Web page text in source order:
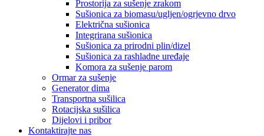
Prostorija za sušenje zrakom
Sušionica za biomasu/ugljen/ogrjevno drvo
Električna sušionica
Integrirana sušionica
Sušionica za prirodni plin/dizel
Sušionica za rashladne uređaje
Komora za sušenje parom
Ormar za sušenje
Generator dima
Transportna sušilica
Rotacijska sušilica
Dijelovi i pribor
Kontaktirajte nas